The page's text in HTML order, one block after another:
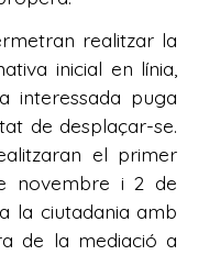
realitzar la
inicial en línia,
interessada puga
de desplaçar-se.
el primer
novembre i 2 de
la ciutadania amb
de la mediació a